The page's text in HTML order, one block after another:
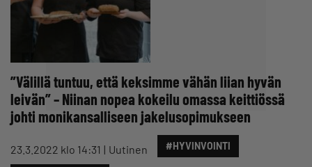
”Välillä tuntuu, että keksimme vähän liian hyvän
leivän” – Niinan nopea kokeilu omassa keittiössä
johti monikansalliseen jakelusopimukseen
23.3.2022 klo 14:31 Uutinen #HYVINVOINTI